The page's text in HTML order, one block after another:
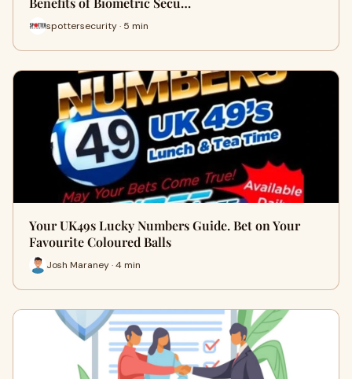
spottersecurity · 5 min
Your UK49s Lucky Numbers Guide. Bet on Your
Favourite Coloured Balls
Josh Maraney · 4 min